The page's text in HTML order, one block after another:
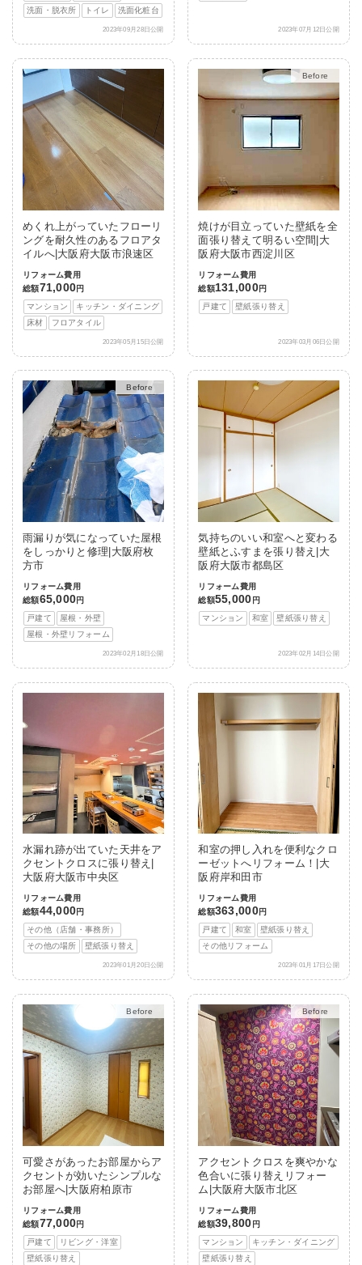
洗面・脱衣所
トイレ 洗面化粧台
2023年09月28日公開 2023年07月12日公開
めくれ上がっていたフローリ
ングを耐久性のあるフロアタ
イルへ|大阪府大阪市浪速区
リフォーム費用
総額71,000円
マンション
キッチン・ダイニング
床材
フロアタイル
2023年05月15日公開
After
焼けが目立っていた壁紙を全
面張り替えて明るい空間|大
阪府大阪市西淀川区
リフォーム費用
総額131,000円
戸建て
壁紙張り替え
2023年03月06日公開
After
雨漏りが気になっていた屋根
をしっかりと修理|大阪府枚
方市
リフォーム費用
総額65,000円
戸建て
屋根・外壁
屋根・外壁リフォーム
2023年02月18日公開
気持ちのいい和室へと変わる
壁紙とふすまを張り替え|大
阪府大阪市都島区
リフォーム費用
総額55,000 円
マンション
和室 壁紙張り替え
2023年02月14日公開
水漏れ跡が出ていた天井をア
クセントクロスに張り替え|
大阪府大阪市中央区
リフォーム費用
総額44,000円
その他（店舗・事務所）
その他の場所
壁紙張り替え
2023年01月20日公開
和室の押し入れを便利なクロ
ーゼットへリフォーム！|大
阪府岸和田市
リフォーム費用
総額363,000円
戸建て
和室
壁紙張り替え
その他リフォーム
2023年01月17日公開
After
可愛さがあったお部屋からア
クセントが効いたシンプルな
お部屋へ|大阪府柏原市
リフォーム費用
総額77,000円
戸建て
リビング・洋室
壁紙張り替え
After
アクセントクロスを爽やかな
色合いに張り替えリフォー
ム|大阪府大阪市北区
リフォーム費用
総額39,800 円
マンション
キッチン・ダイニング
壁紙張り替え